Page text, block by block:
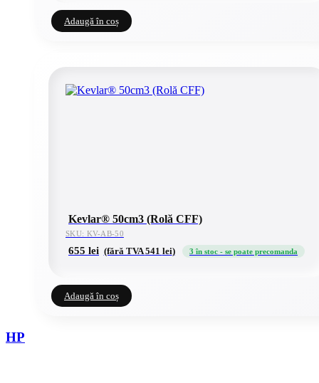
Adaugă în coș
Kevlar® 50cm3 (Rolă CFF)
SKU: KV-AB-50
655 lei (fără TVA541 lei) 3 în stoc - se poate precomanda
Adaugă în coș
HP